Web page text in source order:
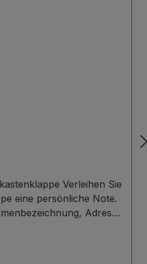
Verleihen Sie
eine persönliche Note.
Adresse